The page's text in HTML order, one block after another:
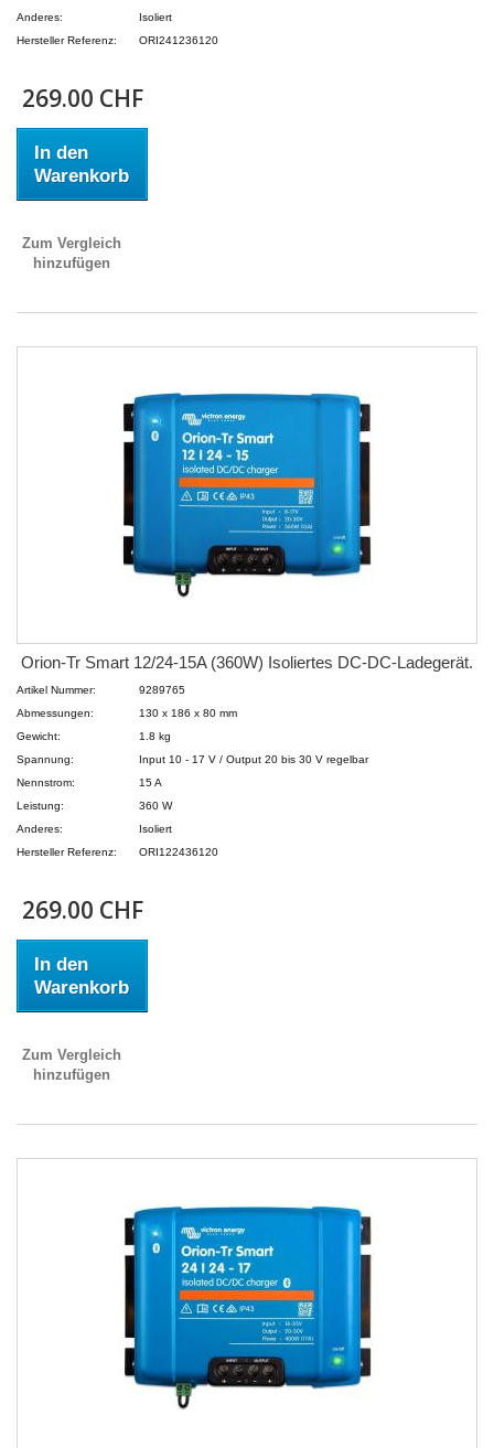
Anderes:
Isoliert
Hersteller Referenz:
ORI241236120
269.00 CHF
In den
Warenkorb
Zum Vergleich
hinzufügen
Orion-Tr Smart 12/24-15A (360W) Isoliertes DC-DC-Ladegerät.
Artikel Nummer:
9289765
Abmessungen:
130 x 186 x 80 mm
Gewicht:
1.8 kg
Spannung:
Input 10 - 17 V / Output 20 bis 30 V regelbar
Nennstrom:
15 A
Leistung:
360 W
Anderes:
Isoliert
Hersteller Referenz:
ORI122436120
269.00 CHF
In den
Warenkorb
Zum Vergleich
hinzufügen